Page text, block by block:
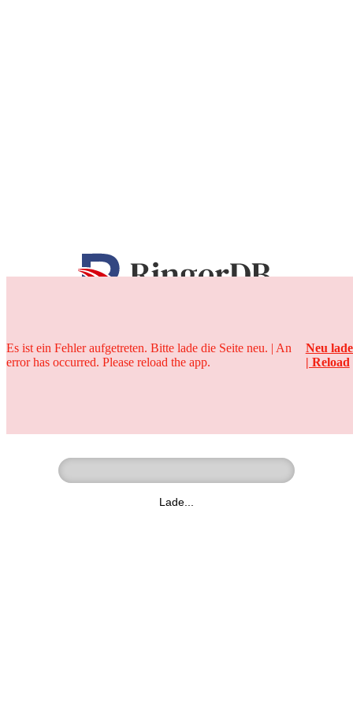
25 Jahre
Lade...
Es ist ein Fehler aufgetreten. Bitte lade die Seite neu. | An
error has occurred. Please reload the app.
Neu
| Reload